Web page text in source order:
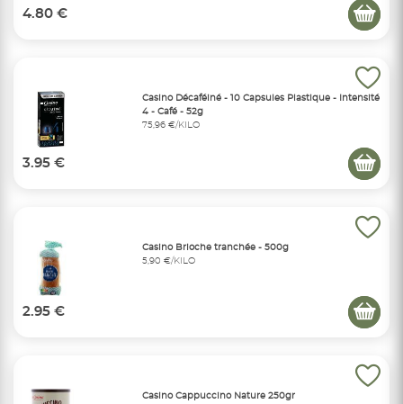
4.80 €
Casino Décaféiné - 10 Capsules Plastique - Intensité
4 - Café - 52g
75,96 €/KILO
3.95 €
Casino Brioche tranchée - 500g
5,90 €/KILO
2.95 €
Casino Cappuccino Nature 250gr